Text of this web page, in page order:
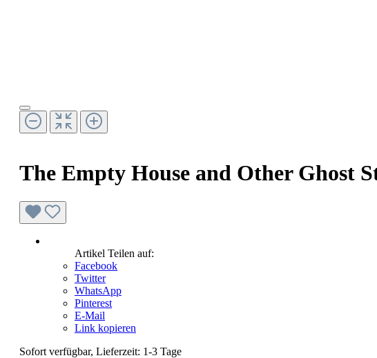
The Empty House and Other Ghost
Artikel Teilen auf:
Facebook
Twitter
WhatsApp
Pinterest
E-Mail
Link kopieren
Sofort verfügbar, Lieferzeit: 1-3 Tage